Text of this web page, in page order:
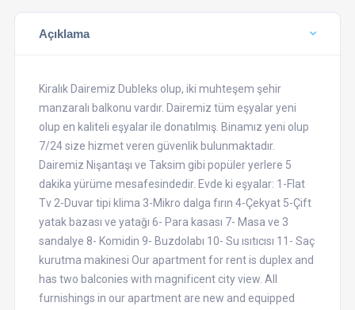
Açıklama
Kiralık Dairemiz Dubleks olup, iki muhteşem şehir
manzaralı balkonu vardır. Dairemiz tüm eşyalar yeni
olup en kaliteli eşyalar ile donatılmış. Binamız yeni olup
7/24 size hizmet veren güvenlik bulunmaktadır.
Dairemiz Nişantaşı ve Taksim gibi popüler yerlere 5
dakika yürüme mesafesindedir. Evde ki eşyalar: 1-Flat
Tv 2-Duvar tipi klima 3-Mikro dalga fırın 4-Çekyat 5-Çift
yatak bazası ve yatağı 6- Para kasası 7- Masa ve 3
sandalye 8- Komidin 9- Buzdolabı 10- Su ısıtıcısı 11- Saç
kurutma makinesi Our apartment for rent is duplex and
has two balconies with magnificent city view. All
furnishings in our apartment are new and equipped